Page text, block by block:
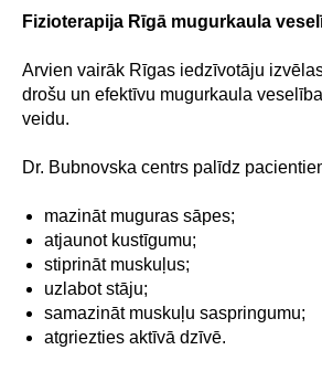
Fizioterapija Rīgā mugurkaula
Arvien vairāk Rīgas iedzīvotāju
drošu un efektīvu mugurkaula
veidu.
Dr. Bubnovska centrs palīdz
mazināt muguras sāpes;
atjaunot kustīgumu;
stiprināt muskuļus;
uzlabot stāju;
samazināt muskuļu saspringumu;
atgriezties aktīvā dzīvē.
Kontakti
Brīvības gatve 214B,
Tālrunis
+371 23 271 732
Kā nokļūt